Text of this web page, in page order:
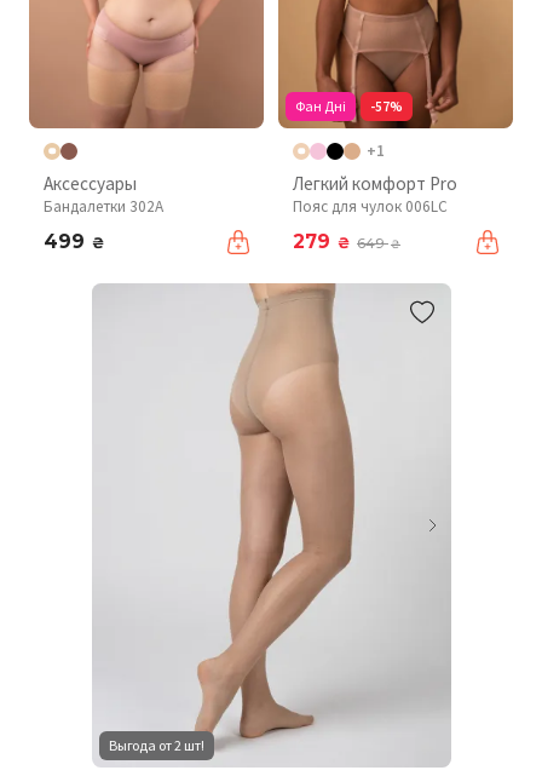
Аксессуары
Бандалетки 302A
499 ₴
Фан Дні -57%
+1
Легкий комфорт Pro
Пояс для чулок 006LC
279 ₴ 649₴
Выгода от 2 шт!